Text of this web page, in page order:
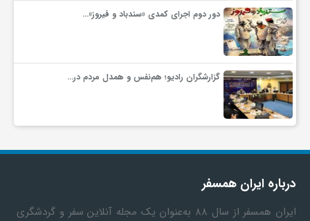
دور دوم اجرای کمدی «سندباد و فیروز»…
گزارشگران رادیو؛ هم‌نفس و همدل مردم در…
درباره ایران همسفر
ایران همسفر
از سال ۸۸ به‎‌عنوان یک مجله آنلاین سفر و گردشگری